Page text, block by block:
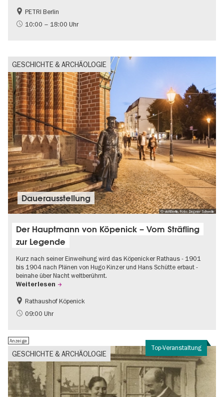
NS-Geschichte
PETRI Berlin
10:00 – 18:00 Uhr
GESCHICHTE & ARCHÄOLOGIE
© visitBerlin, Foto: Dagmar Schwelle
Dauer­aus­stel­lung
Der Hauptmann von Köpenick – Vom Sträfling
zur Legende
Kurz nach seiner Einweihung wird das Köpenicker Rathaus - 1901
bis 1904 nach Plänen von Hugo Kinzer und Hans Schütte erbaut -
beinahe über Nacht weltberühmt.
Weiterlesen
Geschichte
Going local Berlin
Rathaushof Köpenick
09:00 Uhr
Top-Veranstaltung
GESCHICHTE & ARCHÄOLOGIE
Anzeige